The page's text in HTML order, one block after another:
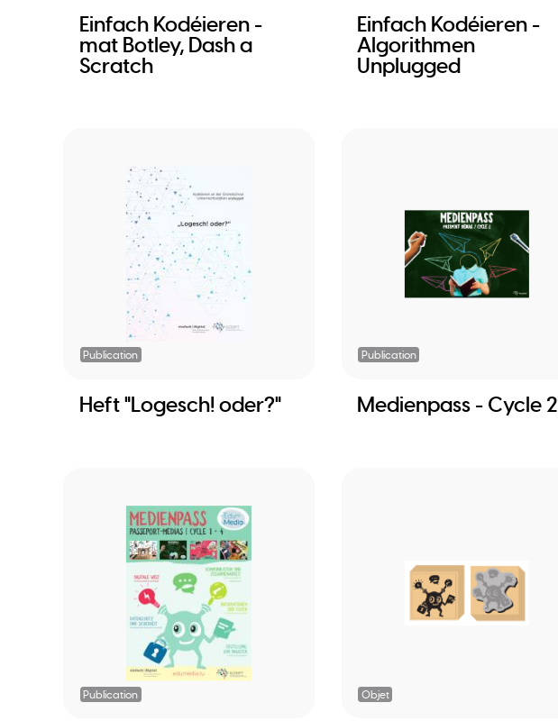
Einfach Kodéieren -
mat Botley, Dash a
Scratch
Einfach Kodéieren -
Algorithmen
Unplugged
Publication
Heft "Logesch! oder?"
Publication
Medienpass - Cycle 2
Publication Objet